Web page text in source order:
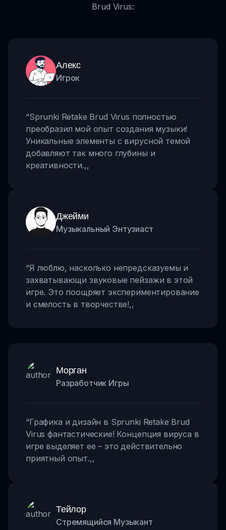
Brud Virus:
Алекс
Игрок
“Sprunki Retake Brud Virus полностью
преобразил мой опыт создания музыки!
Уникальные элементы с вирусной темой
добавляют так много глубины и
креативности.,,
Джейми
Музыкальный Энтузиаст
“Я люблю, насколько непредсказуемы и
захватывающи звуковые пейзажи в этой
игре. Это поощряет экспериментирование
и смелость в творчестве!,,
Морган
Разработчик Игры
“Графика и дизайн в Sprunki Retake Brud
Virus фантастические! Концепция вируса в
игре выделяет ее – это действительно
приятный опыт.,,
Тейлор
Стремящийся Музыкант